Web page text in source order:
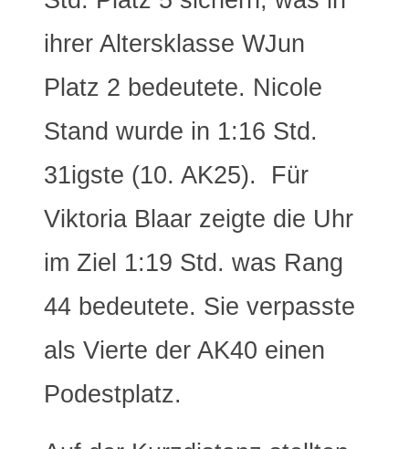
ihrer Altersklasse WJun
Platz 2 bedeutete. Nicole
Stand wurde in 1:16 Std.
31igste (10. AK25). Für
Viktoria Blaar zeigte die Uhr
im Ziel 1:19 Std. was Rang
44 bedeutete. Sie verpasste
als Vierte der AK40 einen
Podestplatz.